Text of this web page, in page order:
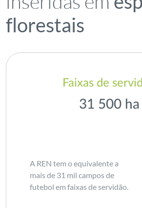
florestais
Faixas de
31 500 ha
A REN tem o equivalente a
mais de 31 mil campos de
futebol em faixas de servidão.